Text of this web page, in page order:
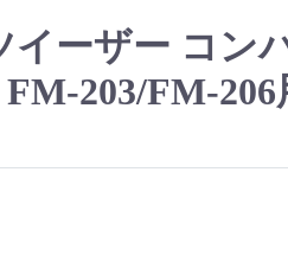
イーザー コン
203/FM-206